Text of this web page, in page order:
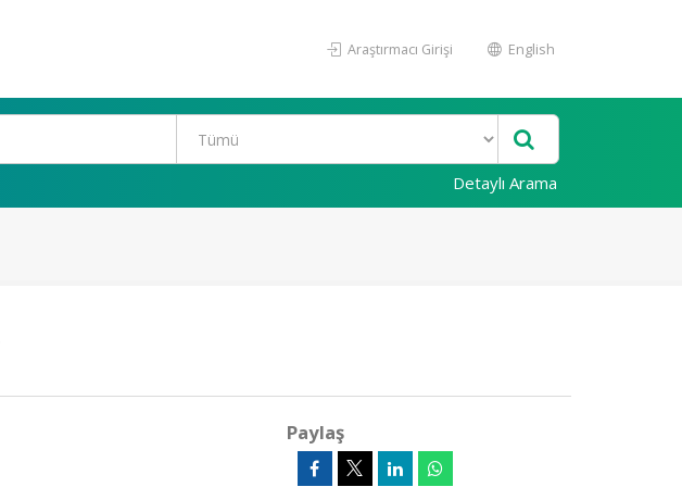
Araştırmacı Girişi English
Detaylı Arama
Paylaş